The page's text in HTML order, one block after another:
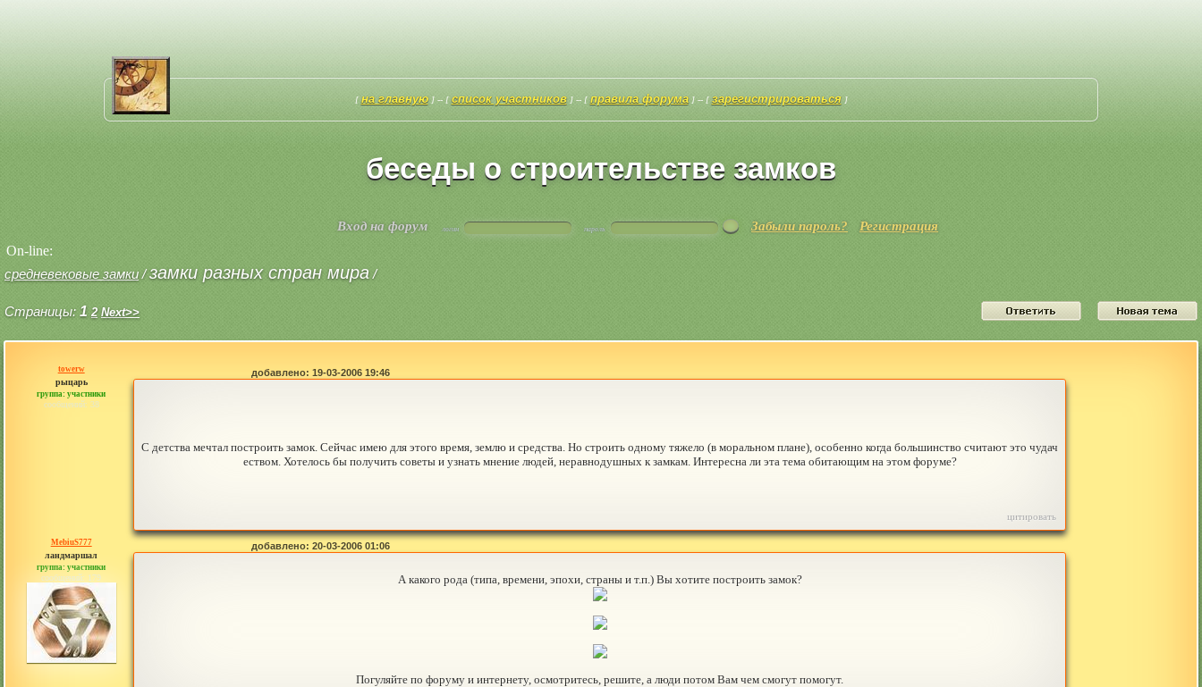
[ на главную] -- [ список участников] -- [ правила форума] -- [ зарегистрироваться]
беседы о строительстве замков
Вход на форум логин пароль Забыли пароль? Регистрация
On-line:
средневековые замки /замки разных стран мира/
Страницы: 1 2 Next>>
towerw
рыцарь
группа: участники
сообщений: 38
добавлено: 19-03-2006 19:46
С детства мечтал построить замок. Сейчас имею для этого время, землю и средства. Но строить одному тяжело (в моральном плане), особенно когда большинство считают это чудач
еством. Хотелось бы получить советы и узнать мнение людей, неравнодушных к замкам. Интересна ли эта тема обитающим на этом форуме?
цитировать
MebiuS777
ландмаршал
группа: участники
сообщений: 179
добавлено: 20-03-2006 01:06
А какого рода (типа, времени, эпохи, страны и т.п.) Вы хотите построить замок?
Погуляйте по форуму и интернету, осмотритесь, решите, а люди потом Вам чем смогут помогут.